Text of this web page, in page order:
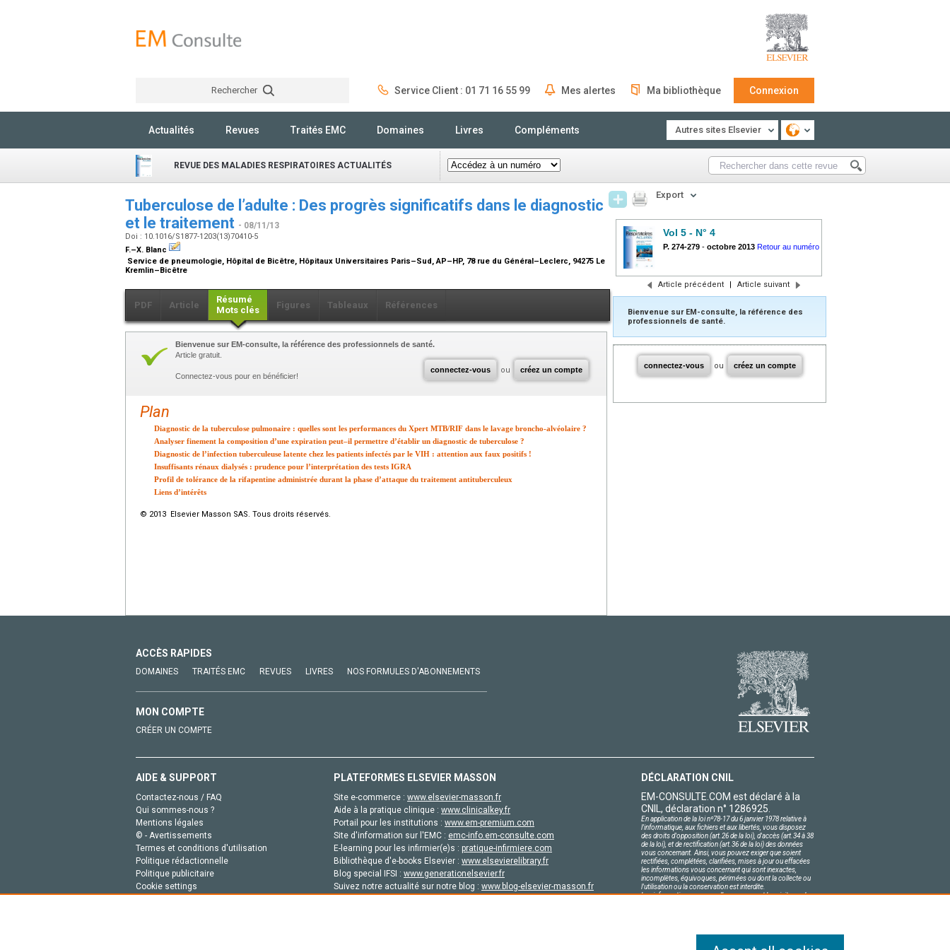
Rechercher Service Client : 01 71 16 55 99 Mes alertes Ma bibliothèque Connexion
Actualités Revues Traités EMC Domaines Livres Compléments Autres sites Elsevier
REVUE DES MALADIES RESPIRATOIRES ACTUALITÉS
Tuberculose de l’adulte : Des progrès significatifs dans le diagnostic
et le traitement - 08/11/13
Doi : 10.1016/S1877-1203(13)70410-5
F.–X. Blanc
Service de pneumologie, Hôpital de Bicêtre, Hôpitaux Universitaires Paris–Sud, AP–HP, 78 rue du Général–Leclerc, 94275 Le
Kremlin–Bicêtre
PDF Article
Résumé
Mots clés
Figures Tableaux Références
connectez-vous ou créez un compte
Bienvenue sur EM-consulte, la référence des professionnels de santé.
Article gratuit.
Connectez-vous pour en bénéficier!
Plan
Diagnostic de la tuberculose pulmonaire : quelles sont les performances du Xpert MTB/RIF dans le lavage broncho-alvéolaire ?
Analyser finement la composition d’une expiration peut–il permettre d’établir un diagnostic de tuberculose ?
Diagnostic de l’infection tuberculeuse latente chez les patients infectés par le VIH : attention aux faux positifs !
Insuffisants rénaux dialysés : prudence pour l’interprétation des tests IGRA
Profil de tolérance de la rifapentine administrée durant la phase d’attaque du traitement antituberculeux
Liens d’intérêts
© 2013 Elsevier Masson SAS. Tous droits réservés.
Export
Vol 5 - N° 4
P. 274-279 - octobre 2013 Retour au numéro
Article précédent | Article suivant
Bienvenue sur EM-consulte, la référence des
professionnels de santé.
connectez-vous ou créez un compte
ACCÈS RAPIDES
DOMAINES TRAITÉS EMC REVUES LIVRES NOS FORMULES D'ABONNEMENTS
MON COMPTE
CRÉER UN COMPTE
AIDE & SUPPORT
Contactez-nous / FAQ
Qui sommes-nous ?
Mentions légales
© - Avertissements
Termes et conditions d'utilisation
Politique rédactionnelle
Politique publicitaire
Cookie settings
PLATEFORMES ELSEVIER MASSON
Site e-commerce : www.elsevier-masson.fr
Aide à la pratique clinique : www.clinicalkey.fr
Portail pour les institutions : www.em-premium.com
Site d'information sur l'EMC : emc-info.em-consulte.com
E-learning pour les infirmier(e)s : pratique-infirmiere.com
Bibliothèque d'e-books Elsevier : www.elsevierelibrary.fr
Blog special IFSI : www.generationelsevier.fr
Suivez notre actualité sur notre blog : www.blog-elsevier-masson.fr
DÉCLARATION CNIL
EM-CONSULTE.COM est déclaré à la
CNIL, déclaration n° 1286925.
En application de la loi nº78-17 du 6 janvier 1978 relative à
l'informatique, aux fichiers et aux libertés, vous disposez
des droits d'opposition (art.26 de la loi), d'accès (art.34 à 38
de la loi), et de rectification (art.36 de la loi) des données
vous concernant. Ainsi, vous pouvez exiger que soient
rectifiées, complétées, clarifiées, mises à jour ou effacées
les informations vous concernant qui sont inexactes,
incomplètes, équivoques, périmées ou dont la collecte ou
l'utilisation ou la conservation est interdite.
Les informations personnelles concernant les visiteurs de